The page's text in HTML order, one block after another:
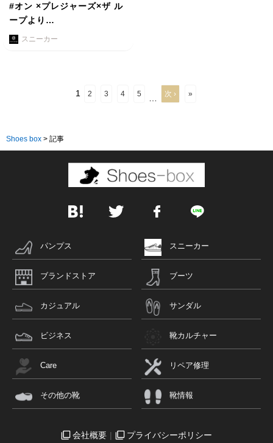
#オン ×プレジャーズ×ザ ル
ープより…
スニーカー
1 2 3 4 5 次 › »
Shoes box > 記事
パンプス スニーカー
ブランドストア ブーツ
カジュアル サンダル
ビジネス 靴カルチャー
Care リペア修理
その他の靴 靴情報
会社概要 プライバシーポリシー